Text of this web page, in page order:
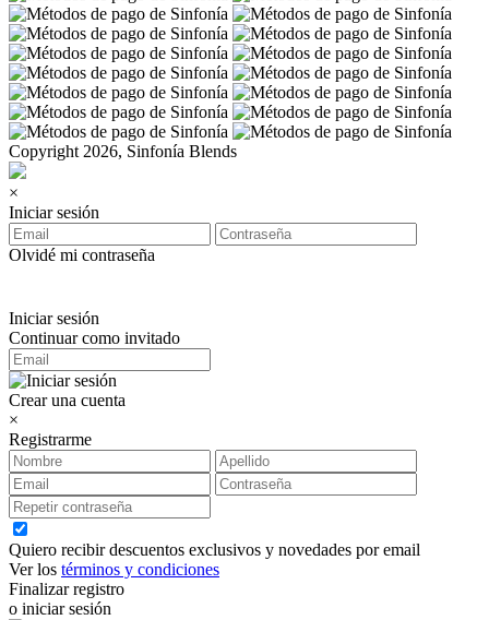
Copyright 2026, Sinfonía Blends
×
Iniciar sesión
Olvidé mi contraseña
Iniciar sesión
Continuar como invitado
Crear una cuenta
×
Registrarme
Quiero recibir descuentos exclusivos y novedades por email
Ver los términos y condiciones
Finalizar registro
o iniciar sesión